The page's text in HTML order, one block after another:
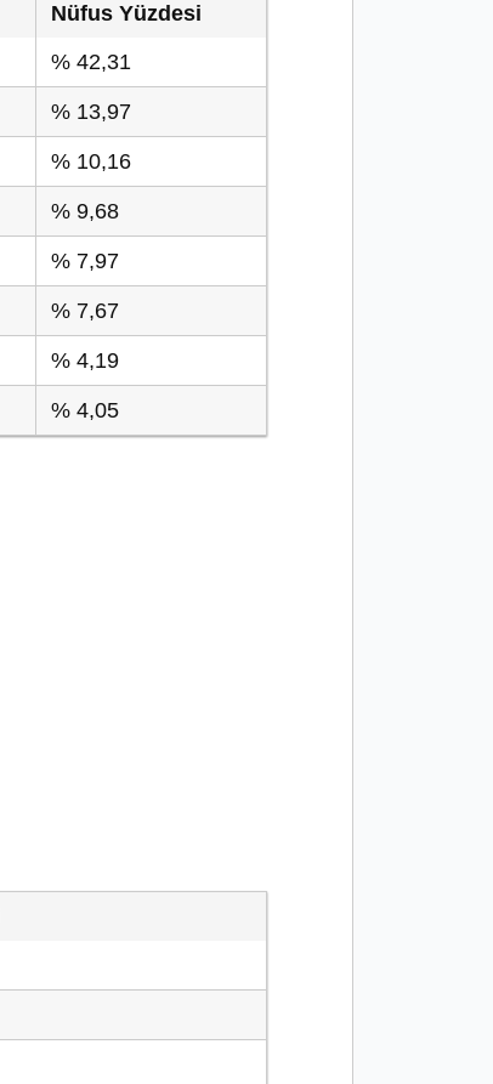
Nüfus Yüzdesi
% 42,31
% 13,97
% 10,16
% 9,68
% 7,97
% 7,67
% 4,19
% 4,05